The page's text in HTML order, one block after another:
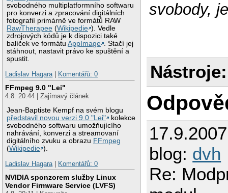
svobodného multiplatformního softwaru
pro konverzi a zpracování digitálních
fotografií primárně ve formátů RAW
RawTherapee (Wikipedie ). Vedle
zdrojových kódů je k dispozici také
balíček ve formátuAppImage . Stačí jej
stáhnout, nastavit právo ke spuštění a
spustit.
Ladislav Hagara| Komentářů: 0
FFmpeg 9.0 "Lei"
4.8. 20:44 | Zajímavý článek
Jean-Baptiste Kempf na svém blogu
představil novou verzi 9.0 "Lei"
kolekce
svobodného softwaru umožňujícího
nahrávání, konverzi a streamovaní
digitálního zvuku a obrazu FFmpeg
(Wikipedie ).
Ladislav Hagara| Komentářů: 0
NVIDIA sponzorem služby Linux
Vendor Firmware Service (LVFS)
svobody,
Nástroje:
blog: dvh
Re: